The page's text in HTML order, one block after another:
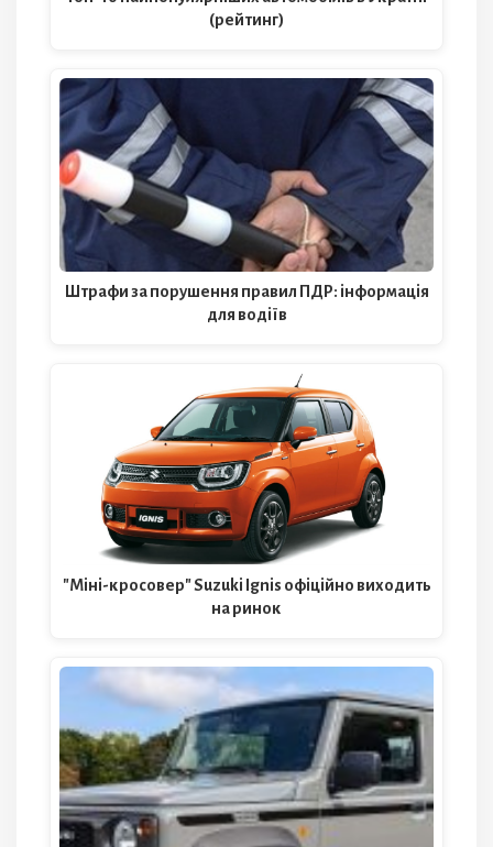
(рейтинг)
Штрафи за порушення правил ПДР: інформація
для водіїв
"Міні-кросовер" Suzuki Ignis офіційно виходить
на ринок